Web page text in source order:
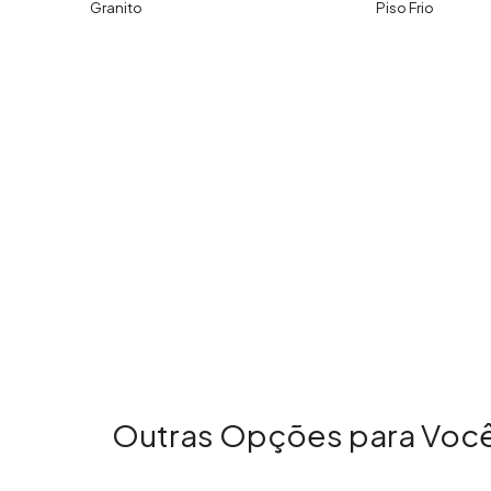
Granito Piso Frio
Outras Opções para